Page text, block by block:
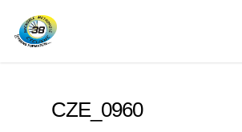
CZE_0960